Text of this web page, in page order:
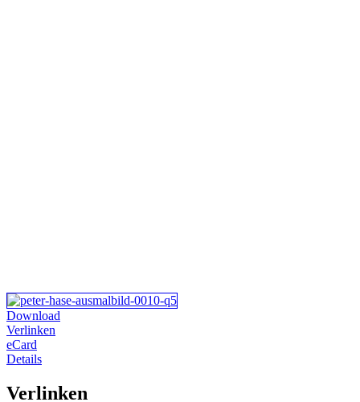
Download
Verlinken
eCard
Details
Verlinken